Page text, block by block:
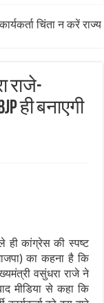
चिंता न करें राज्य
राजे-
ही बनाएगी
ही कांग्रेस की स्पष्ट
का कहना है कि
वसुंधरा राजे ने
मीडिया से कहा कि